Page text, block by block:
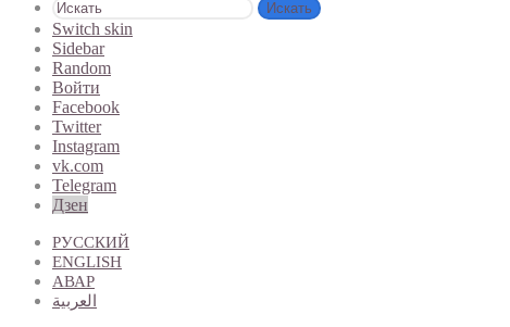
Искать
Switch skin
Sidebar
Random
Войти
Facebook
Twitter
Instagram
vk.com
Telegram
Дзен
РУССКИЙ
ENGLISH
АВАР
العربية